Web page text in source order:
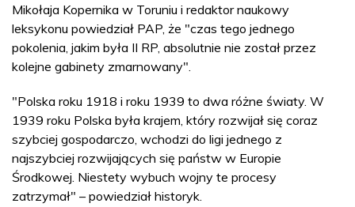
Mikołaja Kopernika w Toruniu i redaktor naukowy
leksykonu powiedział PAP, że "czas tego jednego
pokolenia, jakim była II RP, absolutnie nie został przez
kolejne gabinety zmarnowany".
"Polska roku 1918 i roku 1939 to dwa różne światy. W
1939 roku Polska była krajem, który rozwijał się coraz
szybciej gospodarczo, wchodzi do ligi jednego z
najszybciej rozwijających się państw w Europie
Środkowej. Niestety wybuch wojny te procesy
zatrzymał" – powiedział historyk.